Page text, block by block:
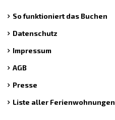
So funktioniert das Buchen
Datenschutz
Impressum
AGB
Presse
Liste aller Ferienwohnungen